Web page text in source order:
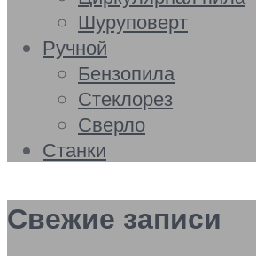
Шуруповерт
Ручной
Бензопила
Стеклорез
Сверло
Станки
Свежие записи